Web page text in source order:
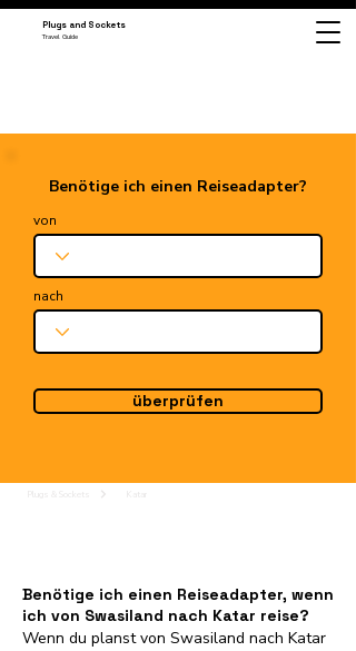
Plugs and Sockets
Travel Guide
Benötige ich einen Reiseadapter?
von
nach
überprüfen
Benötige ich einen Reiseadapter, wenn
ich von Swasiland nach Katar reise?
Wenn du planst von Swasiland nach Katar